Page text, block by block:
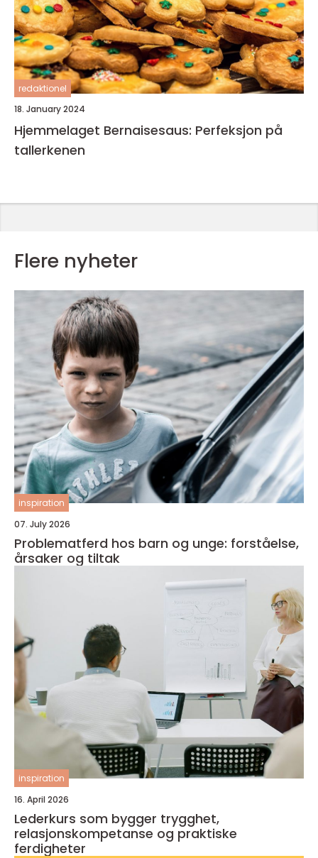
redaktionel
18. January 2024
Hjemmelaget Bernaisesaus: Perfeksjon på
tallerkenen
Flere nyheter
inspiration
07. July 2026
Problematferd hos barn og unge: forståelse,
årsaker og tiltak
inspiration
16. April 2026
Lederkurs som bygger trygghet,
relasjonskompetanse og praktiske
ferdigheter